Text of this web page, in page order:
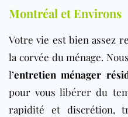
Montréal et Environs
Votre vie est bien assez
la corvée du ménage.
l’entretien ménager
pour vous libérer du
rapidité et discrétion,